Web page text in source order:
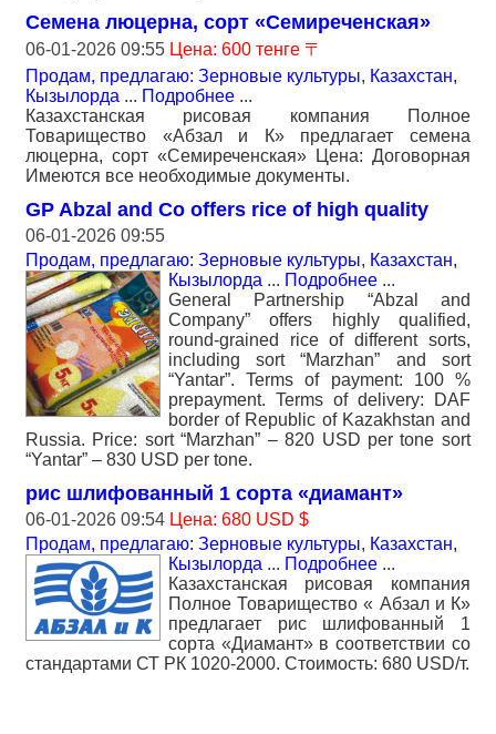
Семена люцерна, сорт «Семиреченская»
06-01-2026 09:55 Цена: 600 тенге 〒
Продам, предлагаю: Зерновые культуры, Казахстан,
Кызылорда ... Подробнее ...
Казахстанская рисовая компания Полное
Товарищество «Абзал и К» предлагает семена
люцерна, сорт «Семиреченская» Цена: Договорная
Имеются все необходимые документы.
GP Abzal and Co offers rice of high quality
06-01-2026 09:55
Продам, предлагаю: Зерновые культуры, Казахстан,
Кызылорда ... Подробнее ...
General Partnership “Abzal and
Company” offers highly qualified,
round-grained rice of different sorts,
including sort “Marzhan” and sort
“Yantar”. Terms of payment: 100 %
prepayment. Terms of delivery: DAF
border of Republic of Kazakhstan and
Russia. Price: sort “Marzhan” – 820 USD per tone sort
“Yantar” – 830 USD per tone.
рис шлифованный 1 сорта «диамант»
06-01-2026 09:54 Цена: 680 USD $
Продам, предлагаю: Зерновые культуры, Казахстан,
Кызылорда ... Подробнее ...
Казахстанская рисовая компания
Полное Товарищество « Абзал и К»
предлагает рис шлифованный 1
сорта «Диамант» в соответствии со
стандартами СТ РК 1020-2000. Стоимость: 680 USD/т.